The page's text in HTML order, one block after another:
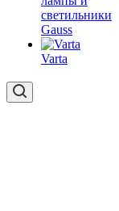
светильники
Gauss
Varta